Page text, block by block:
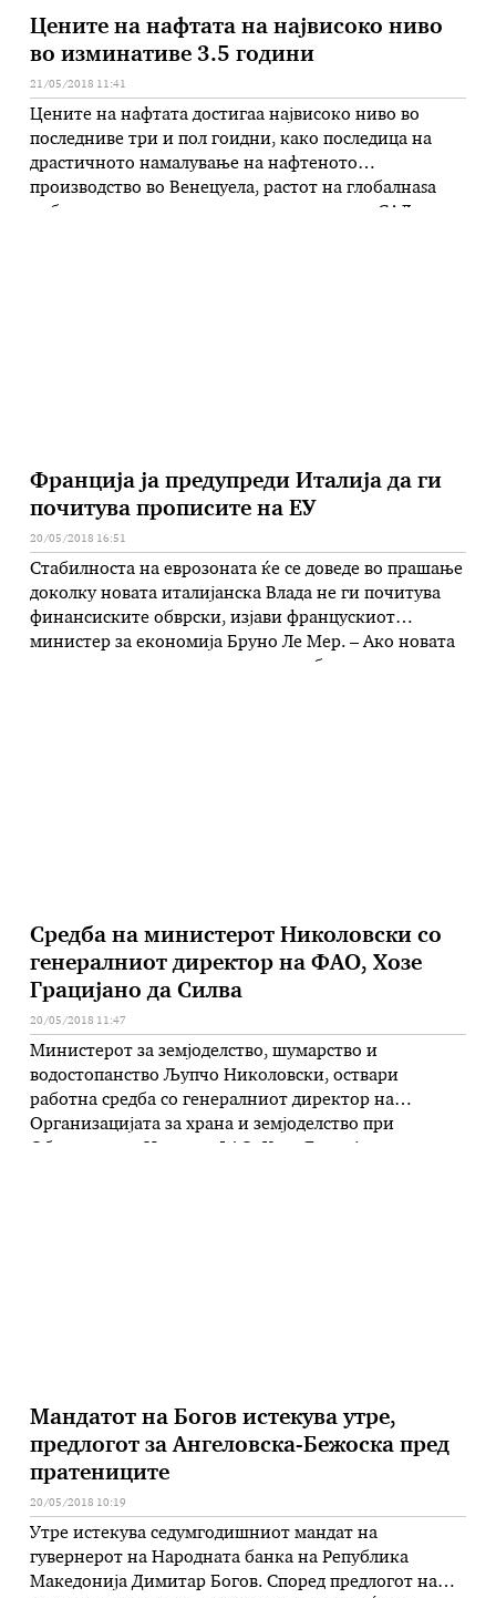
Цените на нафтата на највисоко ниво
во изминативе 3.5 години
21/05/2018 11:41
Цените на нафтата достигаа највисоко ниво во
последниве три и пол гоидни, како последица на
драстичното намалување на нафтеното
производство во Венецуела, растот на глобалнаѕа
Франција ја предупреди Италија да ги
почитува прописите на ЕУ
20/05/2018 16:51
Стабилноста на еврозоната ќе се доведе во прашање
доколку новата италијанска Влада не ги почитува
финансиските обврски, изјави францускиот
министер за економија Бруно Ле Мер. – Ако новата
Средба на министерот Николовски со
генералниот директор на ФАО, Хозе
Грацијано да Силва
20/05/2018 11:47
Министерот за земјоделство, шумарство и
водостопанство Љупчо Николовски, оствари
работна средба со генералниот директор на
Организацијата за храна и земјоделство при
Мандатот на Богов истекува утре,
предлогот за Ангеловска-Бежоска пред
пратениците
20/05/2018 10:19
Утре истекува седумгодишниот мандат на
гувернерот на Народната банка на Република
Македонија Димитар Богов. Според предлогот на